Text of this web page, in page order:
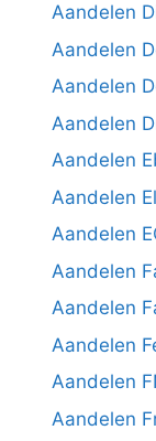
Aandelen
Aandelen
Aandelen
Aandelen
Aandelen
Aandelen
Aandelen
Aandelen
Aandelen
Aandelen
Aandelen
Aandelen